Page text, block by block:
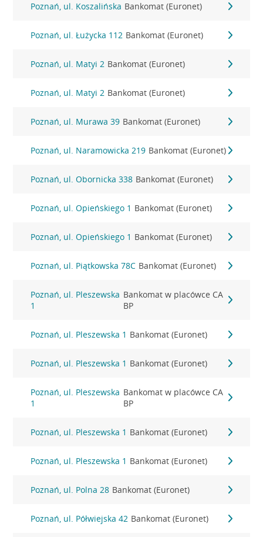
Poznań, ul. Koszalińska Bankomat (Euronet)
Poznań, ul. Łużycka 112 Bankomat (Euronet)
Poznań, ul. Matyi 2 Bankomat (Euronet)
Poznań, ul. Matyi 2 Bankomat (Euronet)
Poznań, ul. Murawa 39 Bankomat (Euronet)
Poznań, ul. Naramowicka 219 Bankomat (Euronet)
Poznań, ul. Obornicka 338 Bankomat (Euronet)
Poznań, ul. Opieńskiego 1 Bankomat (Euronet)
Poznań, ul. Opieńskiego 1 Bankomat (Euronet)
Poznań, ul. Piątkowska 78C Bankomat (Euronet)
Poznań, ul. Pleszewska
1
Bankomat w placówce CA
BP
Poznań, ul. Pleszewska 1 Bankomat (Euronet)
Poznań, ul. Pleszewska 1 Bankomat (Euronet)
Poznań, ul. Pleszewska
1
Bankomat w placówce CA
BP
Poznań, ul. Pleszewska 1 Bankomat (Euronet)
Poznań, ul. Pleszewska 1 Bankomat (Euronet)
Poznań, ul. Polna 28 Bankomat (Euronet)
Poznań, ul. Półwiejska 42 Bankomat (Euronet)